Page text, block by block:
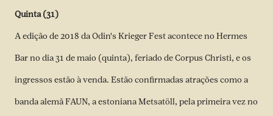
Quinta (31)
A edição de 2018 da Odin's Krieger Fest acontece no Hermes
Bar no dia 31 de maio (quinta), feriado de Corpus Christi, e os
ingressos estão à venda. Estão confirmadas atrações como a
banda alemã FAUN, a estoniana Metsatöll, pela primeira vez no